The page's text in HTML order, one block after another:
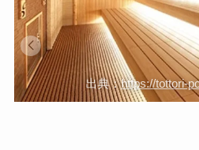
出典：https://tottori-